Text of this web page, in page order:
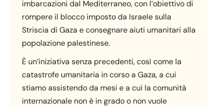
imbarcazioni dal Mediterraneo, con l’obiettivo di
rompere il blocco imposto da Israele sulla
Striscia di Gaza e consegnare aiuti umanitari alla
popolazione palestinese.
È un’iniziativa senza precedenti, così come la
catastrofe umanitaria in corso a Gaza, a cui
stiamo assistendo da mesi e a cui la comunità
internazionale non è in grado o non vuole